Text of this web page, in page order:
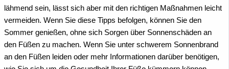
lähmend sein, lässt sich aber mit den richtigen Maßnahmen leicht
vermeiden. Wenn Sie diese Tipps befolgen, können Sie den
Sommer genießen, ohne sich Sorgen über Sonnenschäden an
den Füßen zu machen. Wenn Sie unter schwerem Sonnenbrand
an den Füßen leiden oder mehr Informationen darüber benötigen,